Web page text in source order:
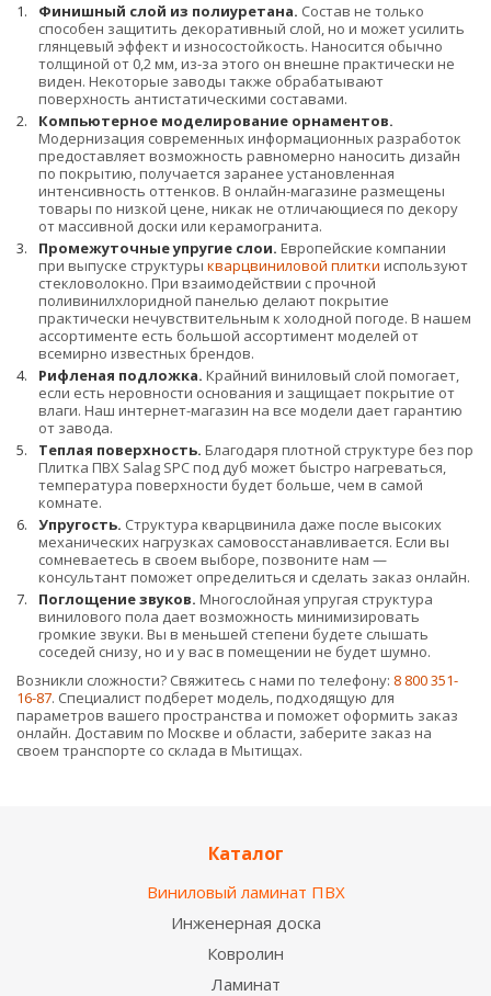
Финишный слой из полиуретана. Состав не только
способен защитить декоративный слой, но и может усилить
глянцевый эффект и износостойкость. Наносится обычно
толщиной от 0,2 мм, из-за этого он внешне практически не
виден. Некоторые заводы также обрабатывают
поверхность антистатическими составами.
Компьютерное моделирование орнаментов.
Модернизация современных информационных разработок
предоставляет возможность равномерно наносить дизайн
по покрытию, получается заранее установленная
интенсивность оттенков. В онлайн-магазине размещены
товары по низкой цене, никак не отличающиеся по декору
от массивной доски или керамогранита.
Промежуточные упругие слои. Европейские компании
при выпуске структуры кварцвиниловой плитки используют
стекловолокно. При взаимодействии с прочной
поливинилхлоридной панелью делают покрытие
практически нечувствительным к холодной погоде. В нашем
ассортименте есть большой ассортимент моделей от
всемирно известных брендов.
Рифленая подложка. Крайний виниловый слой помогает,
если есть неровности основания и защищает покрытие от
влаги. Наш интернет-магазин на все модели дает гарантию
от завода.
Теплая поверхность. Благодаря плотной структуре без пор
Плитка ПВХ Salag SPC под дуб может быстро нагреваться,
температура поверхности будет больше, чем в самой
комнате.
Упругость. Структура кварцвинила даже после высоких
механических нагрузках самовосстанавливается. Если вы
сомневаетесь в своем выборе, позвоните нам —
консультант поможет определиться и сделать заказ онлайн.
Поглощение звуков. Многослойная упругая структура
винилового пола дает возможность минимизировать
громкие звуки. Вы в меньшей степени будете слышать
соседей снизу, но и у вас в помещении не будет шумно.
Возникли сложности? Свяжитесь с нами по телефону: 8 800 351-
16-87. Специалист подберет модель, подходящую для
параметров вашего пространства и поможет оформить заказ
онлайн. Доставим по Москве и области, заберите заказ на
своем транспорте со склада в Мытищах.
Каталог
Виниловый ламинат ПВХ
Инженерная доска
Ковролин
Ламинат